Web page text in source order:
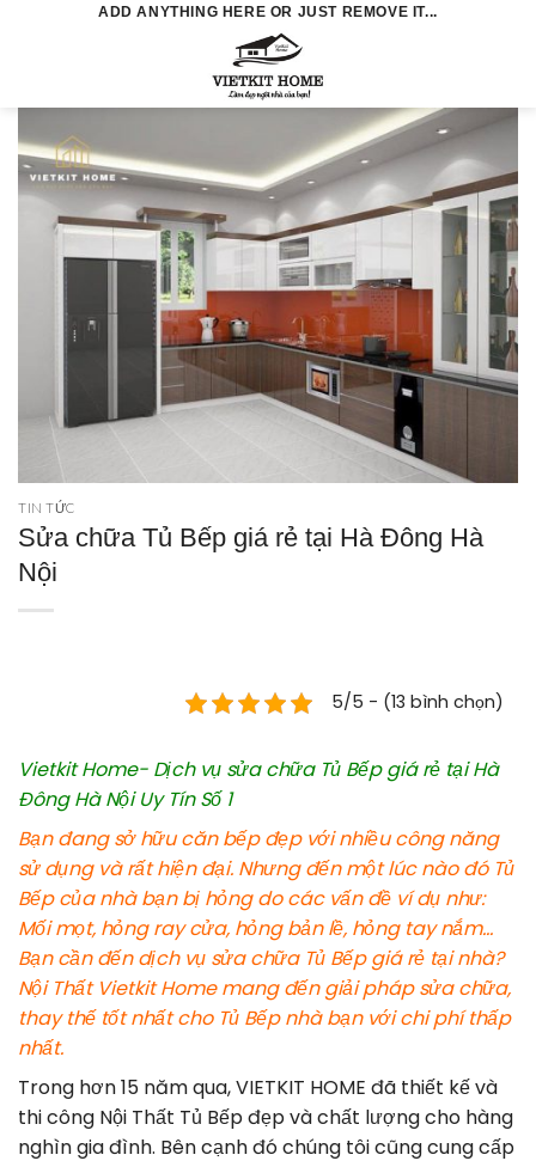
ADD ANYTHING HERE OR JUST REMOVE IT...
TIN TỨC
Sửa chữa Tủ Bếp giá rẻ tại Hà Đông Hà
Nội
5/5 - (13 bình chọn)
Vietkit Home- Dịch vụ sửa chữa Tủ Bếp giá rẻ tại Hà
Đông Hà Nội Uy Tín Số 1
Bạn đang sở hữu căn bếp đẹp với nhiều công năng
sử dụng và rất hiện đại. Nhưng đến một lúc nào đó Tủ
Bếp của nhà bạn bị hỏng do các vấn đề ví dụ như:
Mối mọt, hỏng ray cửa, hỏng bản lề, hỏng tay nắm…
Bạn cần đến dịch vụ sửa chữa Tủ Bếp giá rẻ tại nhà?
Nội Thất Vietkit Home mang đến giải pháp sửa chữa,
thay thế tốt nhất cho Tủ Bếp nhà bạn với chi phí thấp
nhất.
Trong hơn 15 năm qua, VIETKIT HOME đã thiết kế và
thi công Nội Thất Tủ Bếp đẹp và chất lượng cho hàng
nghìn gia đình. Bên cạnh đó chúng tôi cũng cung cấp